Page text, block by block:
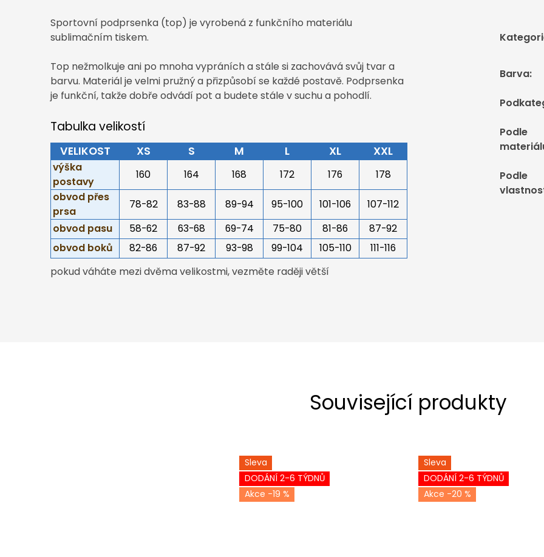
Sportovní podprsenka (top) je vyrobená z funkčního materiálu
sublimačním tiskem.
Top nežmolkuje ani po mnoha vypráních a stále si zachovává svůj tvar a
barvu. Materiál je velmi pružný a přizpůsobí se každé postavě. Podprsenka
je funkční, takže dobře odvádí pot a budete stále v suchu a pohodlí.
Tabulka velikostí
VELIKOST XS S M L XL XXL
výška
postavy
160 164 168 172 176
178
obvod přes
prsa
78-82 83-88 89-94 95-100 101-106
107-112
obvod pasu
58-62 63-68 69-74 75-80 81-86
87-92
obvod boků
82-86 87-92 93-98 99-104 105-110
111-116
pokud váháte mezi dvěma velikostmi, vezměte raději větší
Barva:
Podle
Podle
Související produkty
Sleva
DODÁNÍ 2-6 TÝDNŮ
-19 %
Sleva
DODÁNÍ 2-6 TÝDNŮ
-20 %